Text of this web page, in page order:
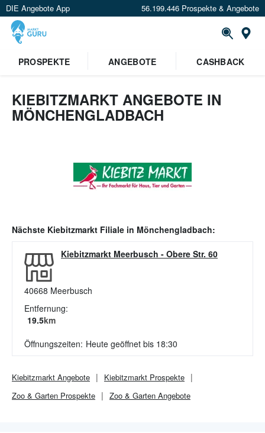
DIE Angebote App 56.199.446 Prospekte & Angebote
PROSPEKTE
ANGEBOTE CASHBACK
KIEBITZMARKT ANGEBOTE IN
MÖNCHENGLADBACH
Nächste Kiebitzmarkt Filiale in Mönchengladbach:
Kiebitzmarkt Meerbusch - Obere Str. 60
40668 Meerbusch
Entfernung:
19.5km
Öffnungszeiten: Heute geöffnet bis 18:30
Kiebitzmarkt Angebote Kiebitzmarkt Prospekte
Zoo & Garten Prospekte Zoo & Garten Angebote